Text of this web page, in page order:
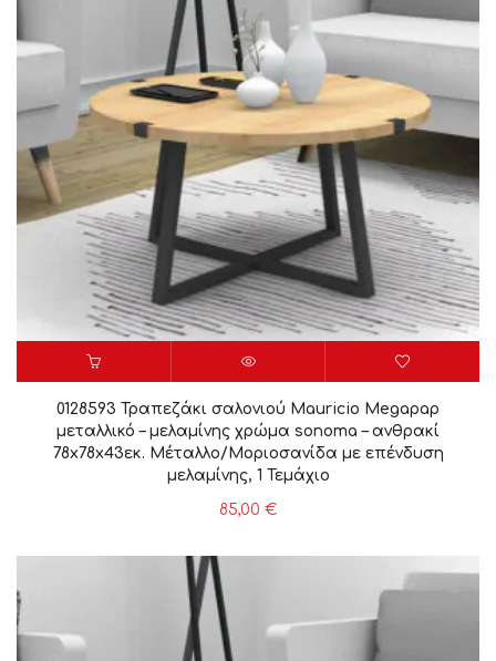
0128593 Τραπεζάκι σαλονιού Mauricio Megapap
μεταλλικό – μελαμίνης χρώμα sonoma – ανθρακί
78x78x43εκ. Μέταλλο/Μοριοσανίδα με επένδυση
μελαμίνης, 1 Τεμάχιο
85,00 €